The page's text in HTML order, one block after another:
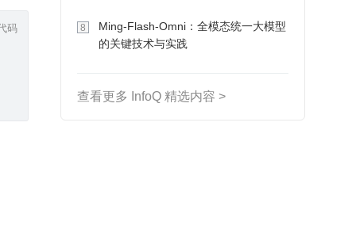
码 8
Ming-Flash-Omni：全模态统一大模型
的关键技术与实践
查看更多 InfoQ 精选内容 >